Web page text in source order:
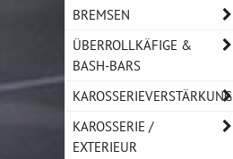
BREMSEN
ÜBERROLLKÄFIGE &
BASH-BARS
KAROSSERIEVERSTÄRKUNG
KAROSSERIE /
EXTERIEUR